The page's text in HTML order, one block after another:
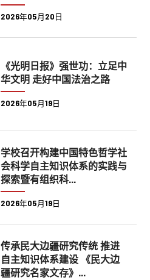
2026年05月20日
《光明日报》强世功：立足中
华文明 走好中国法治之路
2026年05月19日
学校召开构建中国特色哲学社
会科学自主知识体系的实践与
探索暨有组织科...
2026年05月19日
传承民大边疆研究传统 推进
自主知识体系建设 《民大边
疆研究名家文存》...